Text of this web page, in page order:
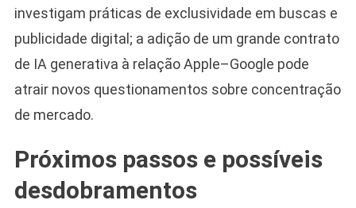
investigam práticas de exclusividade em buscas e
publicidade digital; a adição de um grande contrato
de IA generativa à relação Apple–Google pode
atrair novos questionamentos sobre concentração
de mercado.
Próximos passos e possíveis
desdobramentos